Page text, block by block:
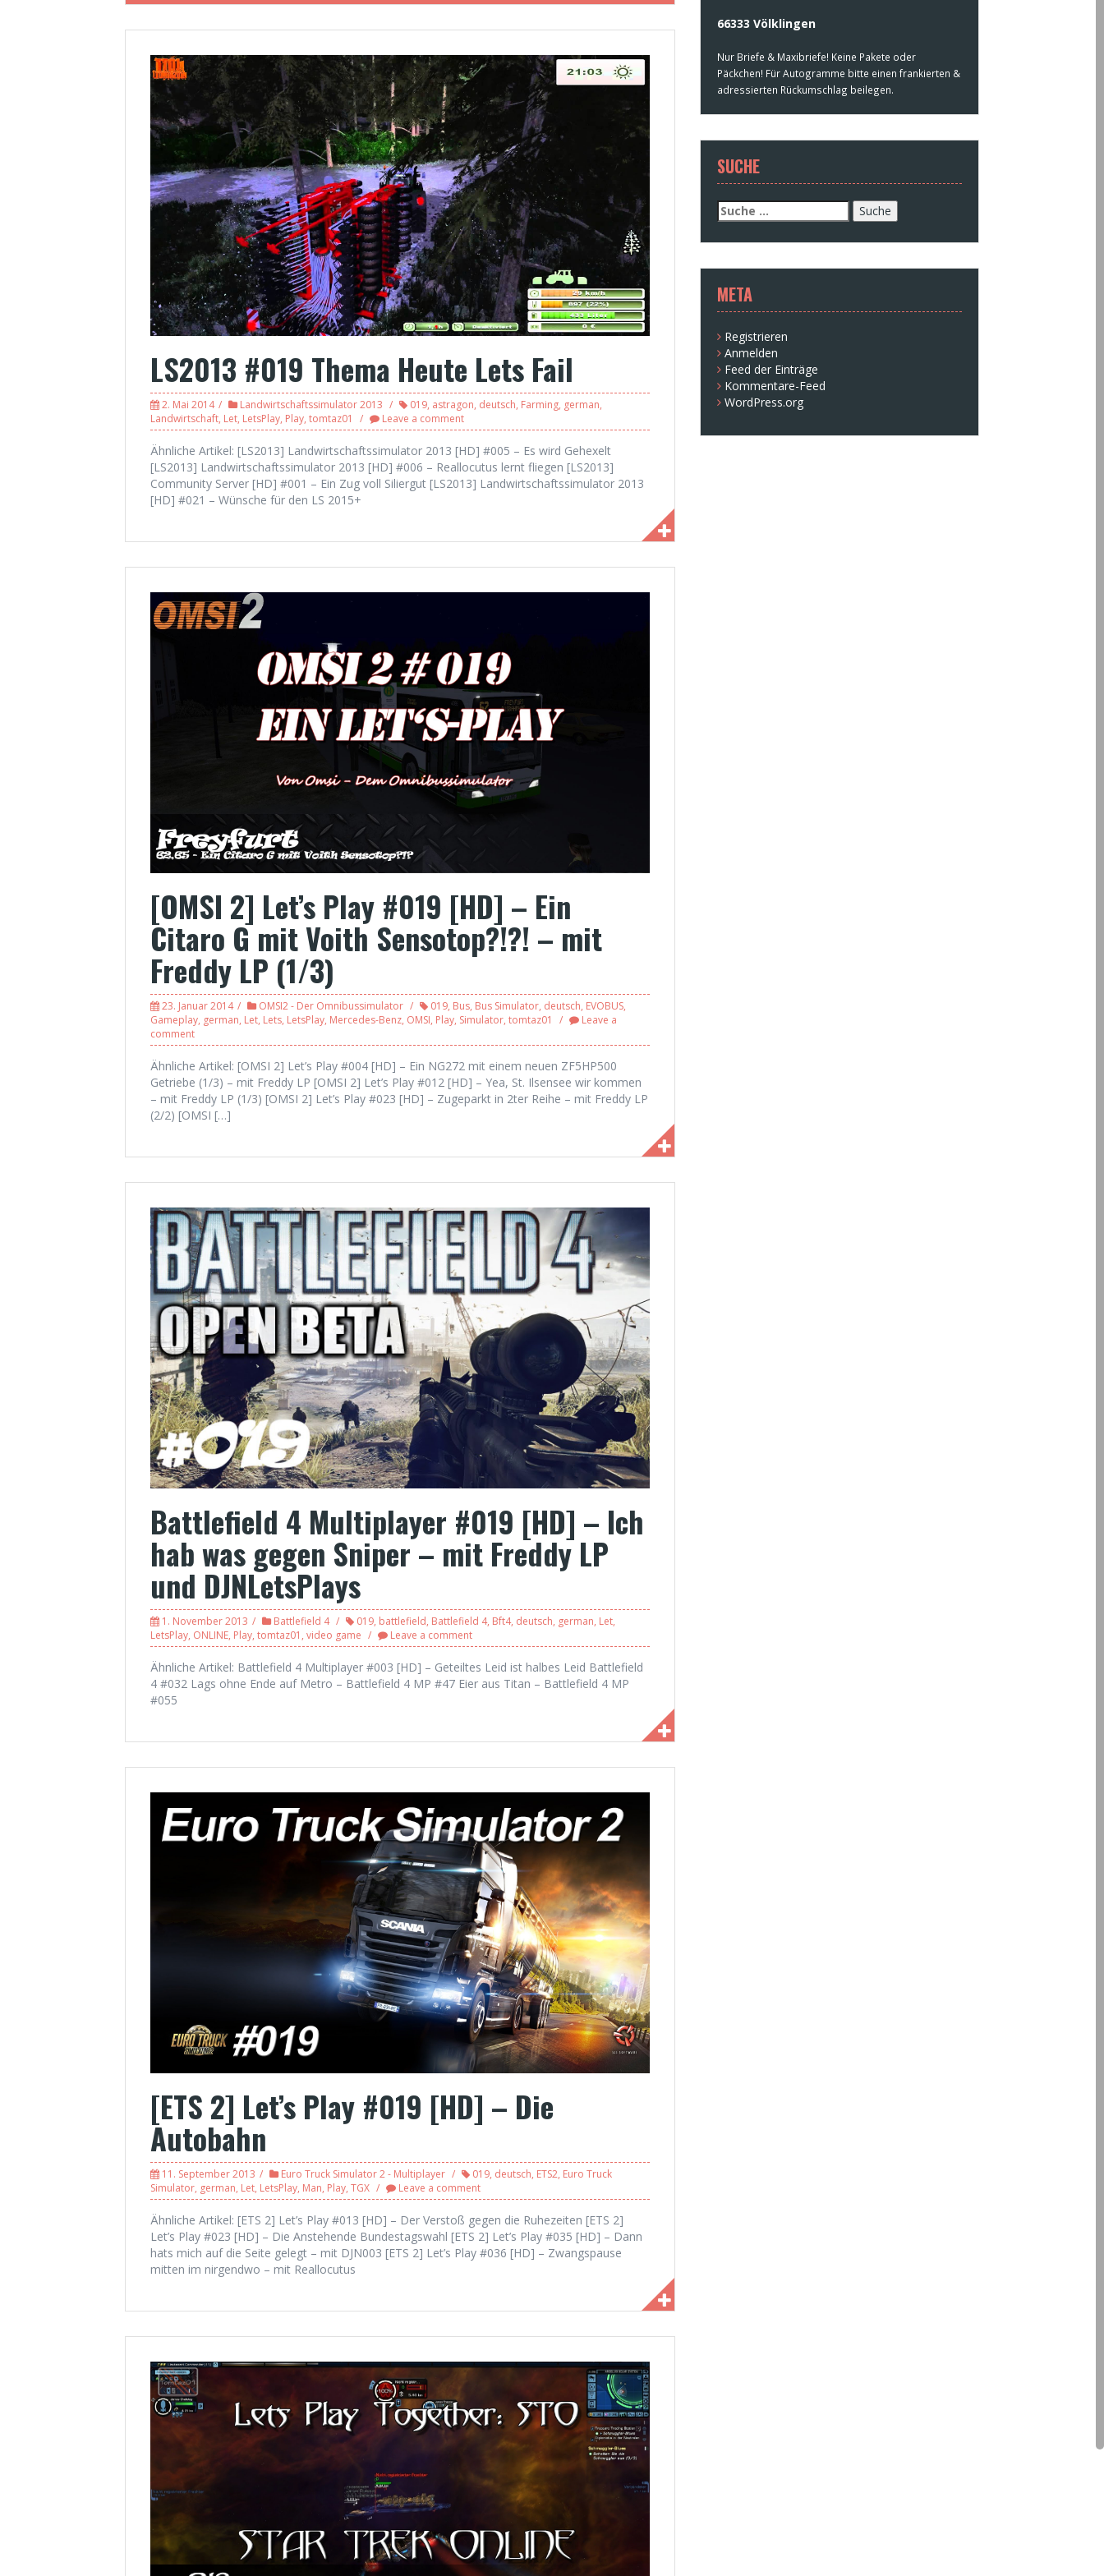
LS2013 #019 Thema Heute Lets Fail
2. Mai 2014 Landwirtschaftssimulator 2013 019, astragon, deutsch, Farming, german,
Landwirtschaft, Let, LetsPlay, Play, tomtaz01 Leave a comment
Ähnliche Artikel: [LS2013] Landwirtschaftssimulator 2013 [HD] #005 – Es wird Gehexelt
[LS2013] Landwirtschaftssimulator 2013 [HD] #006 – Reallocutus lernt fliegen [LS2013]
Community Server [HD] #001 – Ein Zug voll Siliergut [LS2013] Landwirtschaftssimulator 2013
[HD] #021 – Wünsche für den LS 2015+
[OMSI 2] Let’s Play #019 [HD] – Ein
Citaro G mit Voith Sensotop?!?! – mit
Freddy LP (1/3)
23. Januar 2014 OMSI2 - Der Omnibussimulator 019, Bus, Bus Simulator, deutsch, EVOBUS,
Gameplay, german, Let, Lets, LetsPlay, Mercedes-Benz, OMSI, Play, Simulator, tomtaz01
Leave a
comment
Ähnliche Artikel: [OMSI 2] Let’s Play #004 [HD] – Ein NG272 mit einem neuen ZF5HP500
Getriebe (1/3) – mit Freddy LP [OMSI 2] Let’s Play #012 [HD] – Yea, St. Ilsensee wir kommen
– mit Freddy LP (1/3) [OMSI 2] Let’s Play #023 [HD] – Zugeparkt in 2ter Reihe – mit Freddy LP
(2/2) [OMSI […]
Battlefield 4 Multiplayer #019 [HD] – Ich
hab was gegen Sniper – mit Freddy LP
und DJNLetsPlays
1. November 2013 Battlefield 4 019, battlefield, Battlefield 4, Bft4, deutsch, german, Let,
LetsPlay, ONLINE, Play, tomtaz01 , video game Leave a comment
Ähnliche Artikel: Battlefield 4 Multiplayer #003 [HD] – Geteiltes Leid ist halbes Leid Battlefield
4 #032 Lags ohne Ende auf Metro – Battlefield 4 MP #47 Eier aus Titan – Battlefield 4 MP
#055
[ETS 2] Let’s Play #019 [HD] – Die
Autobahn
11. September 2013 Euro Truck Simulator 2 - Multiplayer 019, deutsch, ETS2, Euro Truck
Simulator, german, Let, LetsPlay, Man, Play, TGX Leave a comment
Ähnliche Artikel: [ETS 2] Let’s Play #013 [HD] – Der Verstoß gegen die Ruhezeiten [ETS 2]
Let’s Play #023 [HD] – Die Anstehende Bundestagswahl [ETS 2] Let’s Play #035 [HD] – Dann
hats mich auf die Seite gelegt – mit DJN003 [ETS 2] Let’s Play #036 [HD] – Zwangspause
mitten im nirgendwo – mit Reallocutus
66333 Völklingen
Nur Briefe & Maxibriefe! Keine Pakete oder
Päckchen! Für Autogramme bitte einen frankierten &
adressierten Rückumschlag beilegen.
SUCHE
Suche
nach:
META
Registrieren
Anmelden
Feed der Einträge
Kommentare-Feed
WordPress.org